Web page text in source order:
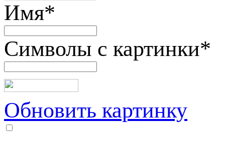
Имя*
Символы с картинки*
Обновить картинку